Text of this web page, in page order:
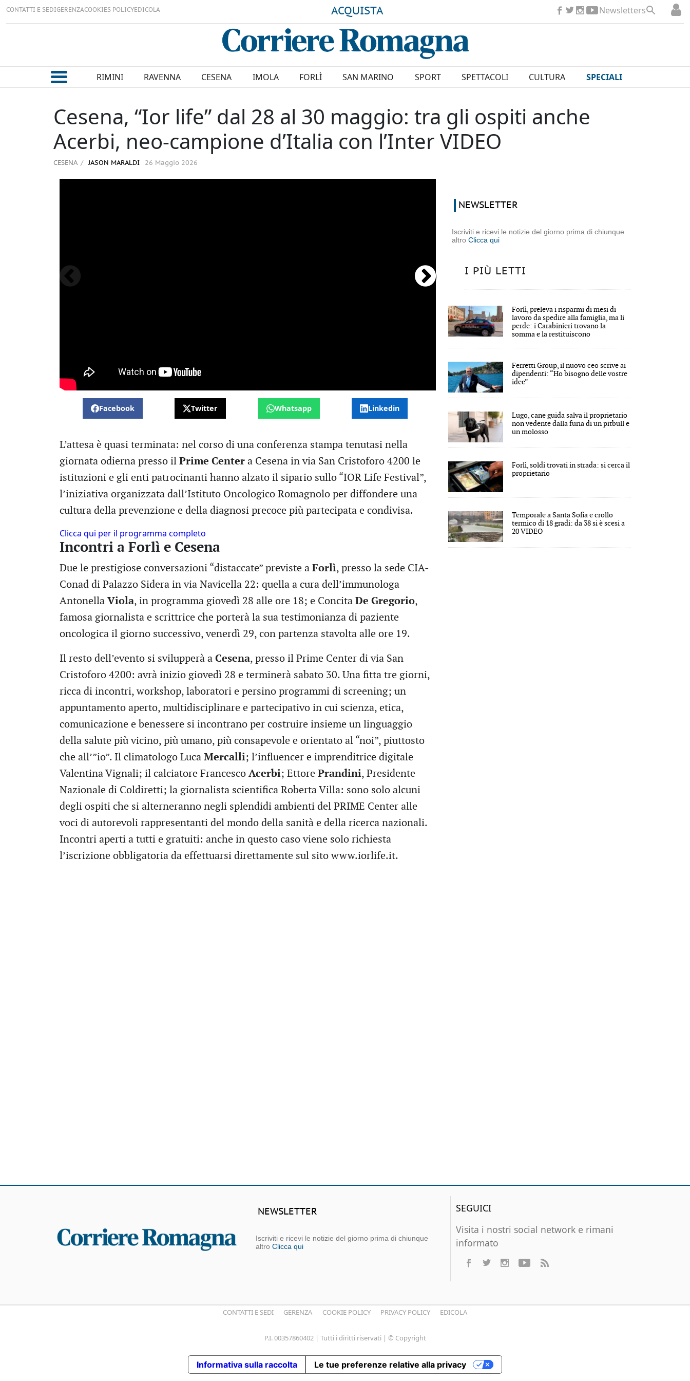
CONTATTI E SEDIGERENZACOOKIES POLICYEDICOLA ACQUISTA Newsletters
RIMINI RAVENNA CESENA IMOLA FORLÌ SAN MARINO SPORT SPETTACOLI CULTURA SPECIALI
Cesena, “Ior life” dal 28 al 30 maggio: tra gli ospiti anche
Acerbi, neo-campione d’Italia con l’Inter VIDEO
CESENA JASON MARALDI 26 Maggio 2026
Francesco Acerbi sarà ospite sabato 30 maggio a partire
Facebook Twitter Whatsapp Linkedin
L’attesa è quasi terminata: nel corso di una conferenza stampa tenutasi nella
giornata odierna presso il Prime Center a Cesena in via San Cristoforo 4200 le
istituzioni e gli enti patrocinanti hanno alzato il sipario sullo “IOR Life Festival”,
l’iniziativa organizzata dall’Istituto Oncologico Romagnolo per diffondere una
cultura della prevenzione e della diagnosi precoce più partecipata e condivisa.
Clicca qui per il programma completo
Incontri a Forlì e Cesena
Due le prestigiose conversazioni “distaccate” previste a Forlì, presso la sede CIA-
Conad di Palazzo Sidera in via Navicella 22: quella a cura dell’immunologa
Antonella Viola, in programma giovedì 28 alle ore 18; e Concita De Gregorio,
famosa giornalista e scrittrice che porterà la sua testimonianza di paziente
oncologica il giorno successivo, venerdì 29, con partenza stavolta alle ore 19.
Il resto dell’evento si svilupperà a Cesena, presso il Prime Center di via San
Cristoforo 4200: avrà inizio giovedì 28 e terminerà sabato 30. Una fitta tre giorni,
ricca di incontri, workshop, laboratori e persino programmi di screening; un
appuntamento aperto, multidisciplinare e partecipativo in cui scienza, etica,
comunicazione e benessere si incontrano per costruire insieme un linguaggio
della salute più vicino, più umano, più consapevole e orientato al “noi”, piuttosto
che all’”io”. Il climatologo Luca Mercalli; l’influencer e imprenditrice digitale
Valentina Vignali; il calciatore Francesco Acerbi; Ettore Prandini, Presidente
Nazionale di Coldiretti; la giornalista scientifica Roberta Villa: sono solo alcuni
degli ospiti che si alterneranno negli splendidi ambienti del PRIME Center alle
voci di autorevoli rappresentanti del mondo della sanità e della ricerca nazionali.
Incontri aperti a tutti e gratuiti: anche in questo caso viene solo richiesta
l’iscrizione obbligatoria da effettuarsi direttamente sul sito www.iorlife.it.
NEWSLETTER
Iscriviti e ricevi le notizie del giorno prima di chiunque
altroClicca qui
I PIÙ LETTI
Forlì, preleva i risparmi di mesi di
lavoro da spedire alla famiglia, ma li
perde: i Carabinieri trovano la
somma e la restituiscono
Ferretti Group, il nuovo ceo scrive ai
dipendenti: “Ho bisogno delle vostre
idee”
Lugo, cane guida salva il proprietario
non vedente dalla furia di un pitbull e
un molosso
Forlì, soldi trovati in strada: si cerca il
proprietario
Temporale a Santa Sofia e crollo
termico di 18 gradi: da 38 si è scesi a
20 VIDEO
NEWSLETTER
Iscriviti e ricevi le notizie del giorno prima di chiunque
altro Clicca qui
SEGUICI
Visita i nostri social network e rimani
informato
CONTATTI E SEDI GERENZA COOKIE POLICY PRIVACY POLICY EDICOLA
P.I. 00357860402 | Tutti i diritti riservati | © Copyright
Informativa sulla raccolta Le tue preferenze relative alla privacy